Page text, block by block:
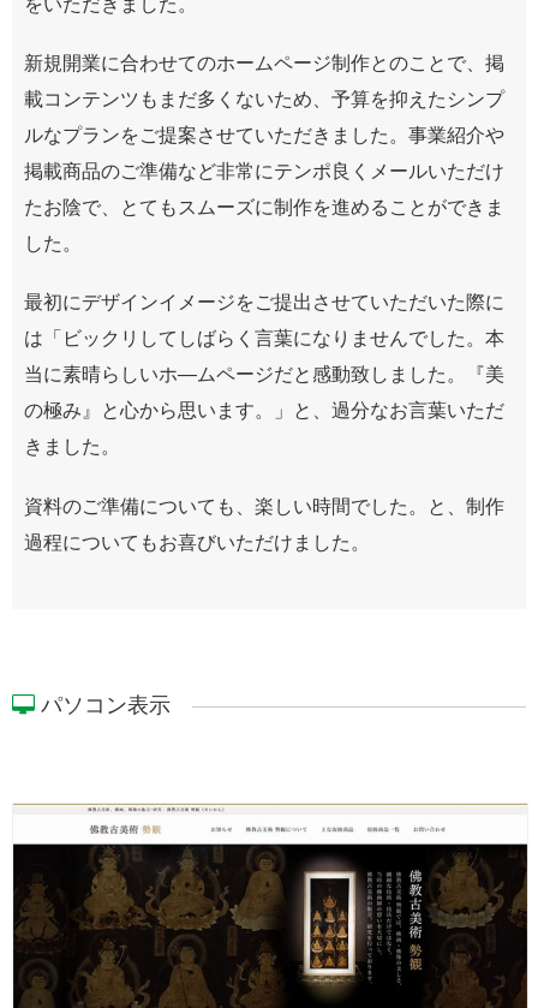
をいただきました。
新規開業に合わせてのホームページ制作とのことで、掲
載コンテンツもまだ多くないため、予算を抑えたシンプ
ルなプランをご提案させていただきました。事業紹介や
掲載商品のご準備など非常にテンポ良くメールいただけ
たお陰で、とてもスムーズに制作を進めることができま
した。
最初にデザインイメージをご提出させていただいた際に
は「ビックリしてしばらく言葉になりませんでした。本
当に素晴らしいホ―ムページだと感動致しました。『美
の極み』と心から思います。」と、過分なお言葉いただ
きました。
資料のご準備についても、楽しい時間でした。と、制作
過程についてもお喜びいただけました。
パソコン表示